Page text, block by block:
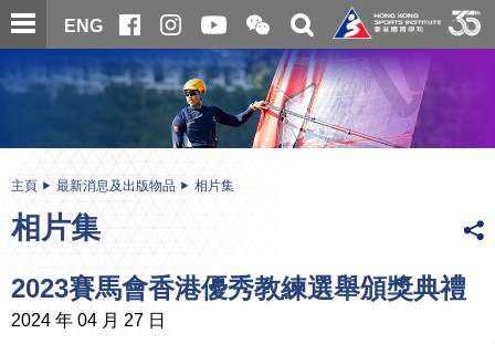
跳
至
內
ENG
開
合
微
信
二
維
碼
關
搜
尋
内
主頁 最新消息及出版物品 相片集
相片集
2023賽馬會香港優秀教練選舉頒獎典禮
2024 年 04 月 27 日